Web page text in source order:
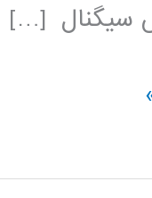
سیگنال […]